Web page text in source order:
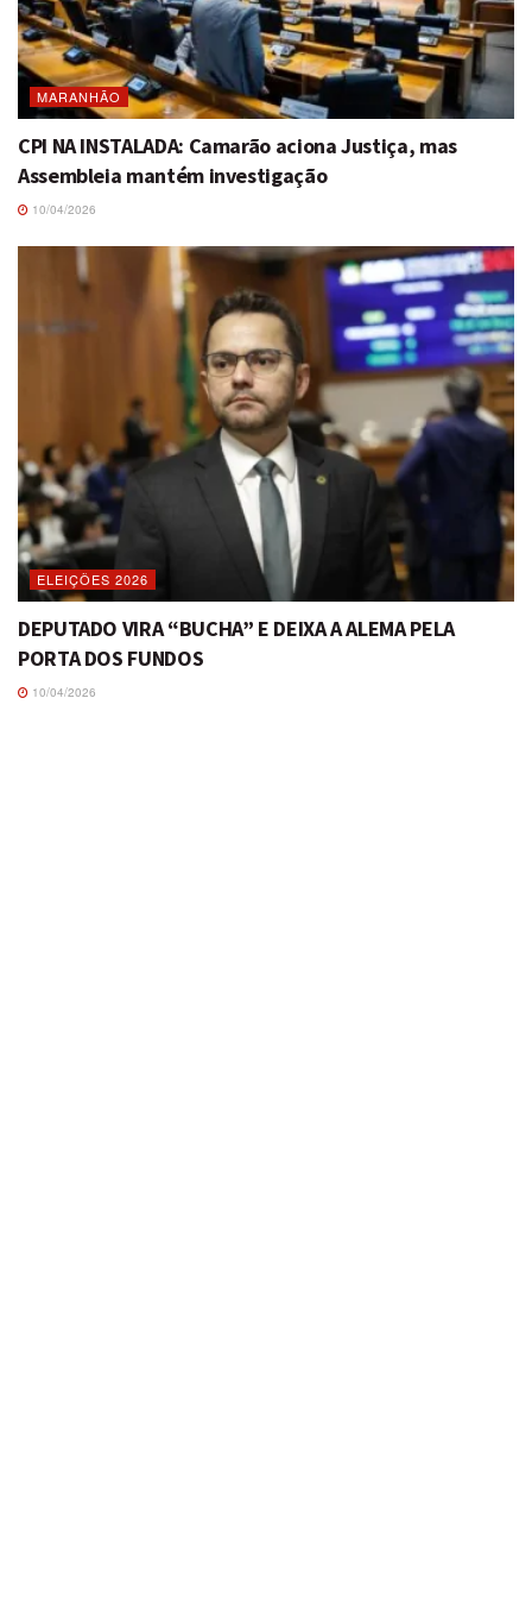
MARANHÃO
CPI NA INSTALADA: Camarão aciona Justiça, mas
Assembleia mantém investigação
10/04/2026
ELEIÇÕES 2026
DEPUTADO VIRA “BUCHA” E DEIXA A ALEMA PELA
PORTA DOS FUNDOS
10/04/2026